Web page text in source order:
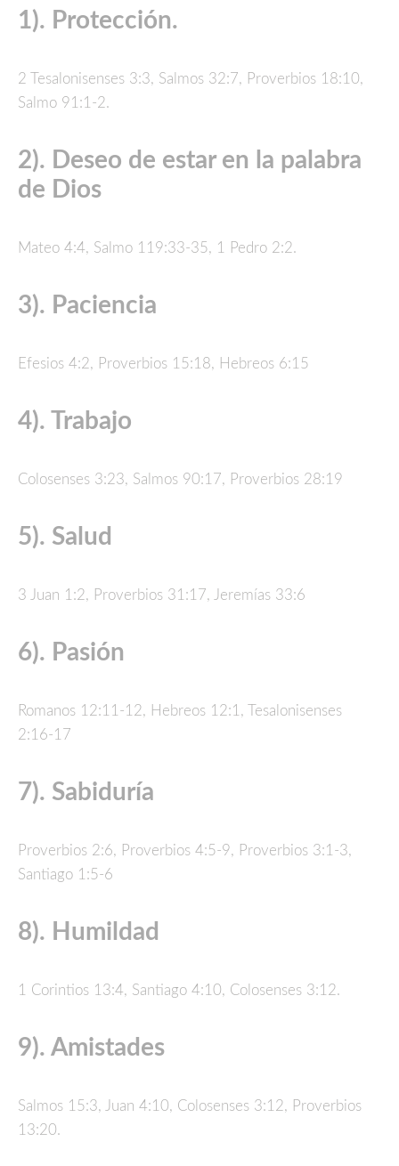
1). Protección.
2 Tesalonisenses 3:3, Salmos 32:7, Proverbios 18:10,
Salmo 91:1-2.
2). Deseo de estar en la palabra
de Dios
Mateo 4:4, Salmo 119:33-35, 1 Pedro 2:2.
3). Paciencia
Efesios 4:2, Proverbios 15:18, Hebreos 6:15
4). Trabajo
Colosenses 3:23, Salmos 90:17, Proverbios 28:19
5). Salud
3 Juan 1:2, Proverbios 31:17, Jeremías 33:6
6). Pasión
Romanos 12:11-12, Hebreos 12:1, Tesalonisenses
2:16-17
7). Sabiduría
Proverbios 2:6, Proverbios 4:5-9, Proverbios 3:1-3,
Santiago 1:5-6
8). Humildad
1 Corintios 13:4, Santiago 4:10, Colosenses 3:12.
9). Amistades
Salmos 15:3, Juan 4:10, Colosenses 3:12, Proverbios
13:20.